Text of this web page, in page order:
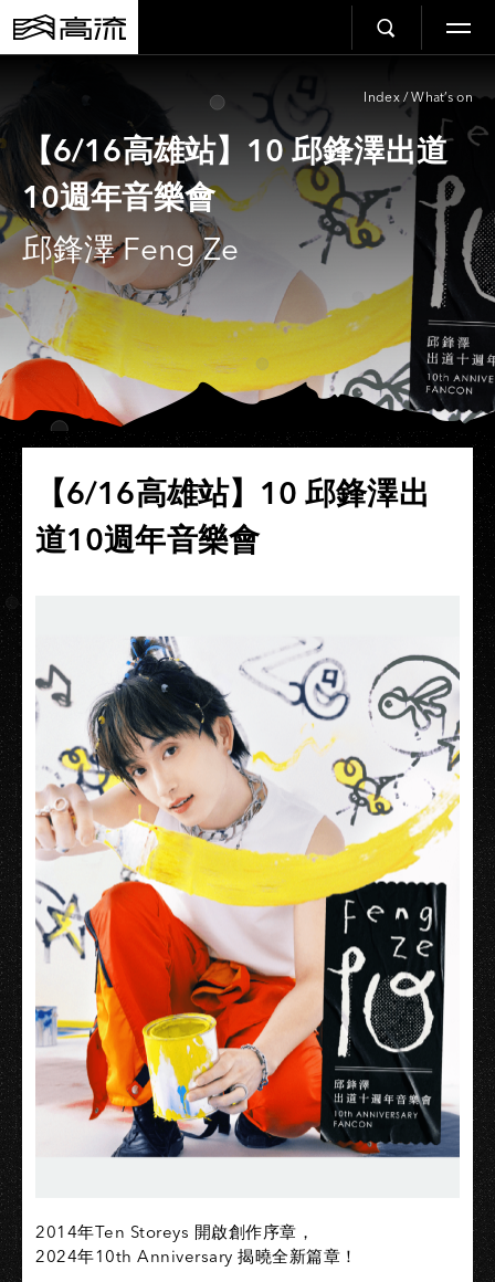
Index / What’s on
【6/16高雄站】10 邱鋒澤出道
10週年音樂會
邱鋒澤 Feng Ze
【6/16高雄站】10 邱鋒澤出
道10週年音樂會
2014年Ten Storeys 開啟創作序章，
2024年10th Anniversary 揭曉全新篇章！